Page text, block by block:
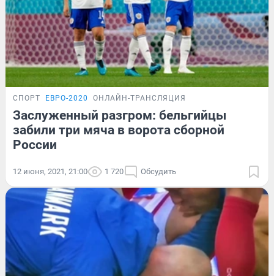
СПОРТ ЕВРО-2020 ОНЛАЙН-ТРАНСЛЯЦИЯ
Заслуженный разгром: бельгийцы
забили три мяча в ворота сборной
России
12 июня, 2021, 21:00 1 720 Обсудить